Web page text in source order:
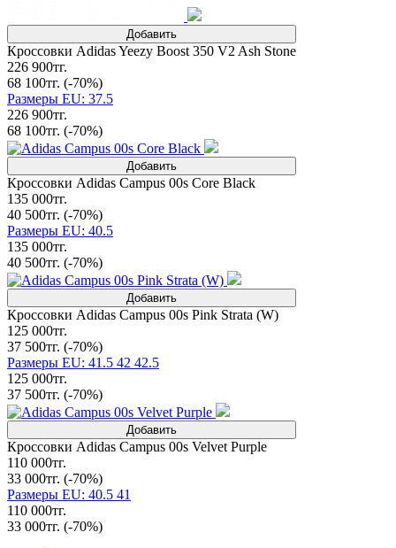
Добавить
Кроссовки Adidas Yeezy Boost 350 V2 Ash Stone
226 900тг.
68 100тг. (-70%)
Размеры EU: 37.5
226 900тг.
68 100тг. (-70%)
Добавить
Кроссовки Adidas Campus 00s Core Black
135 000тг.
40 500тг. (-70%)
Размеры EU: 40.5
135 000тг.
40 500тг. (-70%)
Добавить
Кроссовки Adidas Campus 00s Pink Strata (W)
125 000тг.
37 500тг. (-70%)
Размеры EU: 41.5 42 42.5
125 000тг.
37 500тг. (-70%)
Добавить
Кроссовки Adidas Campus 00s Velvet Purple
110 000тг.
33 000тг. (-70%)
Размеры EU: 40.5 41
110 000тг.
33 000тг. (-70%)